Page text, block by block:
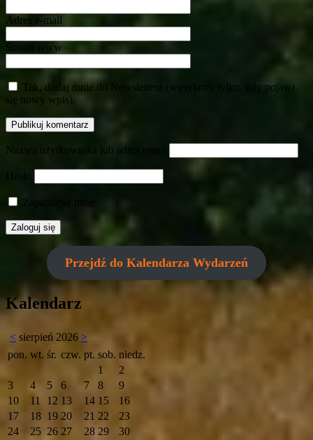
Adres e-mail
Strona www
Tak, dodaj mnie do Newslettera (wysyłamy tylko, gdy pojawi
się nowy wpis).
Nazwa użytkownika lub adres email
Hasło
Zapamiętaj mnie
Przejdź do Kalendarza Wydarzeń
Kalendarz
< sierpień 2026 >
pon. wt. śr. czw. pt. sob. niedz.
1
2
3
4 5 6 7 8
9
10
11 12 13 14 15
16
17
18 19 20 21 22
23
24
25 26 27 28 29
30